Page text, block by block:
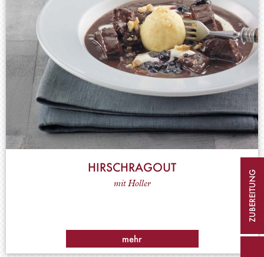
ZUBEREITUNG
HIRSCHRAGOUT
mit Holler
mehr